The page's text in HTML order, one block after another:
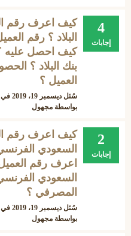
4
إجابات
كيف اعرف رقم
البلاد ؟ رقم
كيف احصل عليه
بنك البلاد ؟
العميل ؟
سُئل ديسمبر 19، 2019 في
بواسطة مجهول
2
إجابات
كيف اعرف رقم
السعودي
اعرف رقم
السعودي
المصرفي ؟
سُئل ديسمبر 19، 2019 في
بواسطة مجهول